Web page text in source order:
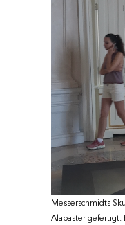
Messerschmidts
Alabaster gefertigt.